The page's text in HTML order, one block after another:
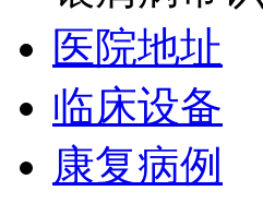
医院地址
临床设备
康复病例